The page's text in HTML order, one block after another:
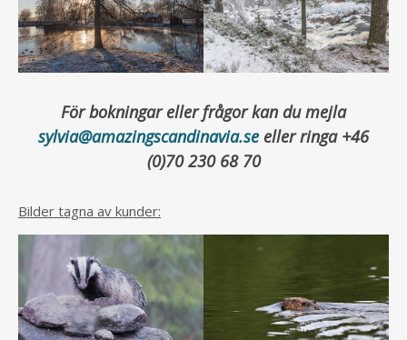
För bokningar eller frågor kan du mejla
sylvia@amazingscandinavia.seeller ringa +46
(0)70 230 68 70
Bilder tagna av kunder: